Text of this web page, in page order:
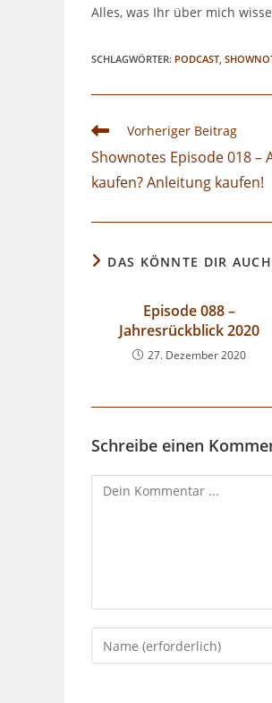
Alles, was Ihr über mich
SCHLAGWÖRTER: PODCAST,
Weitere
Artikel
ansehen
Vorheriger Beitrag
Shownotes Episode 018 –
kaufen? Anleitung kaufen!
DAS KÖNNTE DIR
Episode 088 –
Jahresrückblick 2020
27. Dezember 2020
Schreibe einen
Kommentieren
Gib
deinen